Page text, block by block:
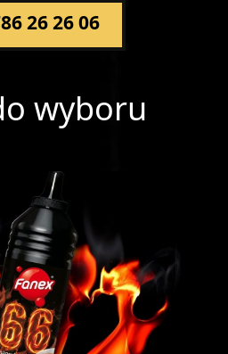
26 26 06
wyboru